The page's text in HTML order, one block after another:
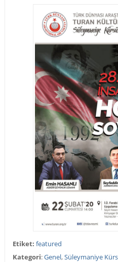
Etiket: featured
Kategori:Genel,Süleymaniye